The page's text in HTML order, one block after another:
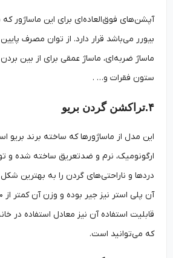
آپشن‌های فوق‌العاده‌ای برای این ماساژور که
بیورر
ماساژ ضربه‌ای، ماساژ عمقی برای از بین بردن
ستون فقرات و… .
این مدل از ماساژورها که ساخته برند بریو است
ارگونومیک، نرم و ضدتعریق ساخته شده و
دردها و ناراحتی‌های گردن را به بهترین شکل
آن پلی
قابلیت استفاده آن نیز معادل استفاده در خانه،
که می‌توانید است.